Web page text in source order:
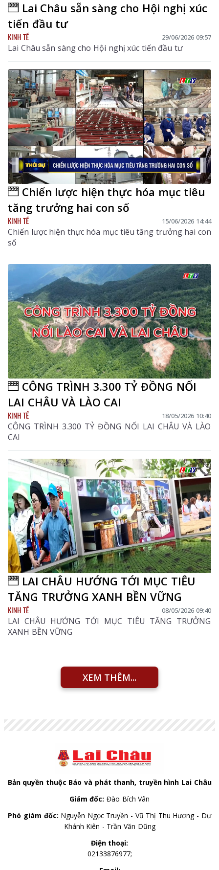
Lai Châu sẵn sàng cho Hội nghị xúc
tiến đầu tư
KINH TẾ 29/06/2026 09:57
Lai Châu sẵn sàng cho Hội nghị xúc tiến đầu tư
Chiến lược hiện thực hóa mục tiêu
tăng trưởng hai con số
KINH TẾ 15/06/2026 14:44
Chiến lược hiện thực hóa mục tiêu tăng trưởng hai con
số
CÔNG TRÌNH 3.300 TỶ ĐỒNG NỐI
LAI CHÂU VÀ LÀO CAI
KINH TẾ 18/05/2026 10:40
CÔNG TRÌNH 3.300 TỶ ĐỒNG NỐI LAI CHÂU VÀ LÀO
CAI
LAI CHÂU HƯỚNG TỚI MỤC TIÊU
TĂNG TRƯỞNG XANH BỀN VỮNG
KINH TẾ 08/05/2026 09:40
LAI CHÂU HƯỚNG TỚI MỤC TIÊU TĂNG TRƯỞNG
XANH BỀN VỮNG
XEM THÊM...
Bản quyền thuộc Báo và phát thanh, truyền hình Lai Châu
Giám đốc: Đào Bích Vân
Phó giám đốc: Nguyễn Ngọc Truyền - Vũ Thị Thu Hương - Dư
Khánh Kiên - Trần Văn Dũng
Điện thoại:
02133876977;